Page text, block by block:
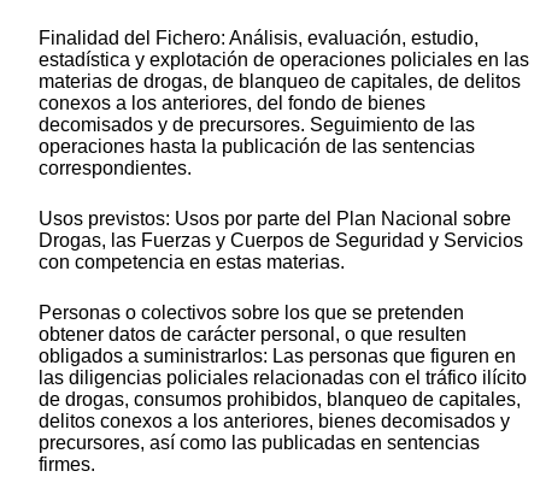
Finalidad del Fichero: Análisis, evaluación, estudio,
estadística y explotación de operaciones policiales en las
materias de drogas, de blanqueo de capitales, de delitos
conexos a los anteriores, del fondo de bienes
decomisados y de precursores. Seguimiento de las
operaciones hasta la publicación de las sentencias
correspondientes.
Usos previstos: Usos por parte del Plan Nacional sobre
Drogas, las Fuerzas y Cuerpos de Seguridad y Servicios
con competencia en estas materias.
Personas o colectivos sobre los que se pretenden
obtener datos de carácter personal, o que resulten
obligados a suministrarlos: Las personas que figuren en
las diligencias policiales relacionadas con el tráfico ilícito
de drogas, consumos prohibidos, blanqueo de capitales,
delitos conexos a los anteriores, bienes decomisados y
precursores, así como las publicadas en sentencias
firmes.